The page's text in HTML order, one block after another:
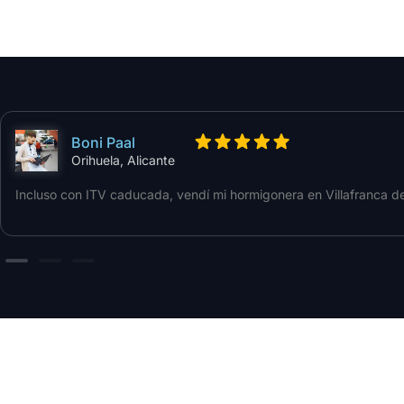
Boni Paal
Orihuela, Alicante
Incluso con ITV caducada, vendí mi hormigonera en Villafranca